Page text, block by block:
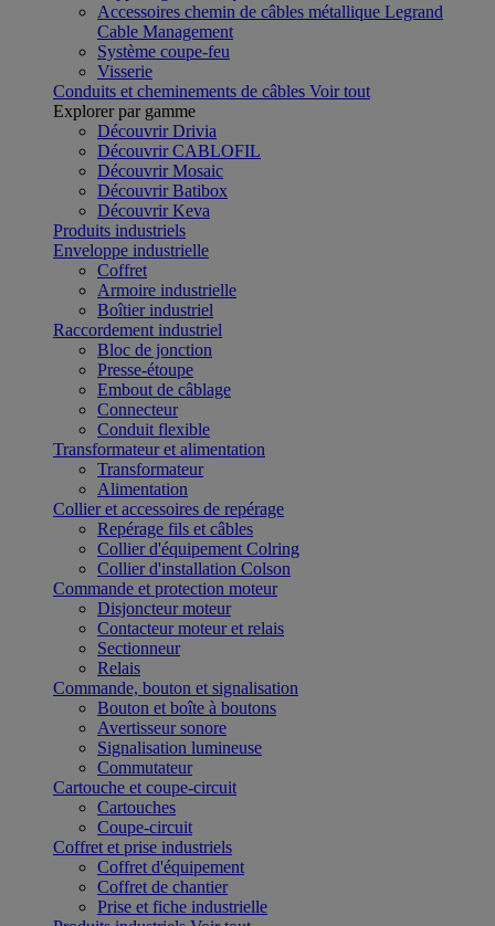
Accessoires chemin de câbles métallique Legrand
Cable Management
Système coupe-feu
Visserie
Conduits et cheminements de câbles Voir tout
Explorer par gamme
Découvrir Drivia
Découvrir CABLOFIL
Découvrir Mosaic
Découvrir Batibox
Découvrir Keva
Produits industriels
Enveloppe industrielle
Coffret
Armoire industrielle
Boîtier industriel
Raccordement industriel
Bloc de jonction
Presse-étoupe
Embout de câblage
Connecteur
Conduit flexible
Transformateur et alimentation
Transformateur
Alimentation
Collier et accessoires de repérage
Repérage fils et câbles
Collier d'équipement Colring
Collier d'installation Colson
Commande et protection moteur
Disjoncteur moteur
Contacteur moteur et relais
Sectionneur
Relais
Commande, bouton et signalisation
Bouton et boîte à boutons
Avertisseur sonore
Signalisation lumineuse
Commutateur
Cartouche et coupe-circuit
Cartouches
Coupe-circuit
Coffret et prise industriels
Coffret d'équipement
Coffret de chantier
Prise et fiche industrielle